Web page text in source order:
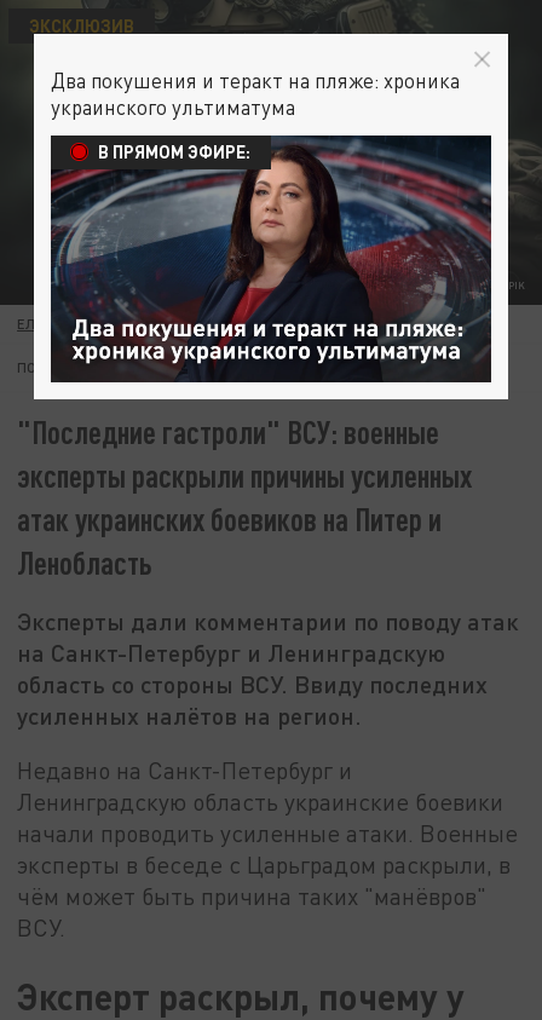
ФОТО: FREEPIK
ЭКСКЛЮЗИВ
ЕЛЕНА ШМАКОВА 08 ИЮНЯ 08:20
ПОДПИШИТЕСЬ:
"Последние гастроли" ВСУ: военные
эксперты раскрыли причины усиленных
атак украинских боевиков на Питер и
Ленобласть
Эксперты дали комментарии по поводу атак
на Санкт-Петербург и Ленинградскую
область со стороны ВСУ. Ввиду последних
усиленных налётов на регион.
Недавно на Санкт-Петербург и
Ленинградскую область украинские боевики
начали проводить усиленные атаки. Военные
эксперты в беседе с Царьградом раскрыли, в
чём может быть причина таких "манёвров"
ВСУ.
Эксперт раскрыл, почему у
Два покушения и теракт на пляже: хроника
украинского ультиматума
В ПРЯМОМ ЭФИРЕ: